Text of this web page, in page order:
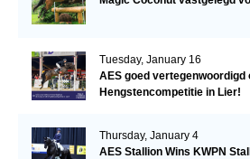
Tuesday, January 16
AES goed vertegenwoordigd
Hengstencompetitie in Lier!
Thursday, January 4
AES Stallion Wins KWPN